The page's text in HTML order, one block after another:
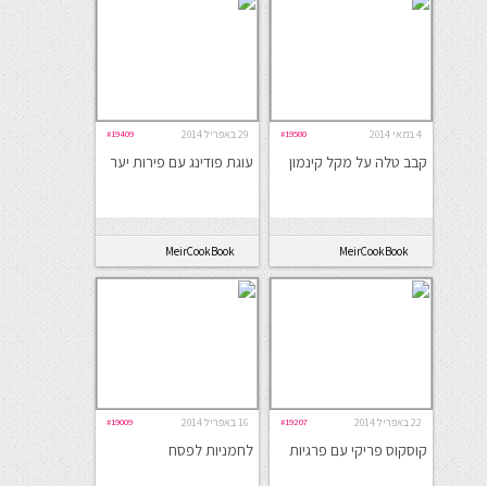
4 במאי 2014 #19580
קבב טלה על מקל קינמון
MeirCookBook
29 באפריל 2014 #19409
עוגת פודינג עם פירות יער
MeirCookBook
22 באפריל 2014 #19207
קוסקוס פריקי עם פרגיות
16 באפריל 2014 #19009
לחמניות לפסח